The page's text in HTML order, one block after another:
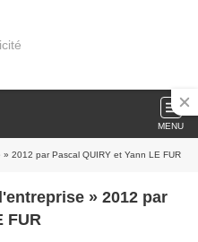
MENU
2012 par Pascal QUIRY et Yann LE FUR
» 2012 par
FUR